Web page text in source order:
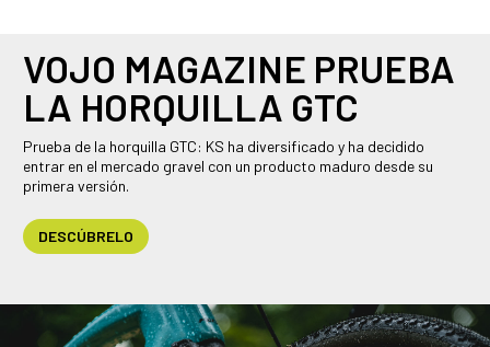
VOJO MAGAZINE PRUEBA
LA HORQUILLA GTC
Prueba de la horquilla GTC: KS ha diversificado y ha decidido
entrar en el mercado gravel con un producto maduro desde su
primera versión.
DESCÚBRELO